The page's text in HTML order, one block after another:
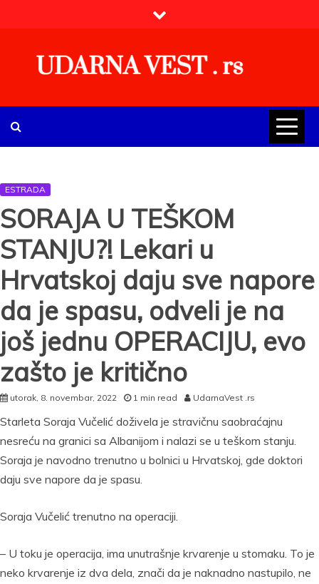
to
ESTRADA
SORAJA U TEŠKOM
STANJU?! Lekari u
Hrvatskoj daju sve napore
da je spasu, odveli je na
još jednu OPERACIJU, evo
zašto je kritično
utorak, 8. novembar, 2022 1 min read UdarnaVest .rs
Starleta Soraja Vučelić doživela je stravičnu saobraćajnu
nesreću na granici sa Albanijom i nalazi se u teškom stanju.
Soraja je navodno trenutno u bolnici u Hrvatskoj, gde doktori
daju sve napore da je spasu.
Soraja Vučelić trenutno na operaciji.
– U toku je operacija, ima unutrašnje krvarenje u stomaku. To je
neko krvarenje iz dva dela, znači da je naknadno nastupilo, ne